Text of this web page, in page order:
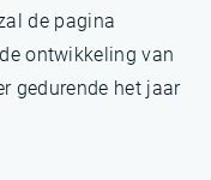
de pagina
ontwikkeling van
gedurende het jaar